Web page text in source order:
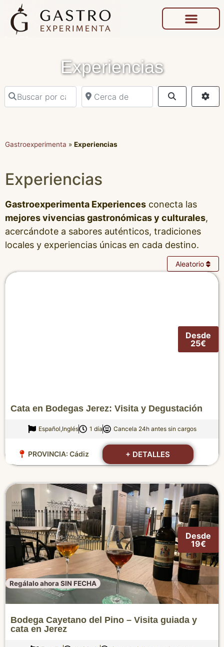
Experiencias
Buscar por categoría o actividad
Cerca de
Gastroexperimenta » Experiencias
Experiencias
Gastroexperimenta Experiences conecta las
mejores vivencias gastronómicas y culturales,
acercándote a sabores auténticos, tradiciones
locales y experiencias únicas en cada destino.
Aleatorio
Desde
25€
Cata en Bodegas Jerez: Visita y Degustación
Español,Inglés 1 día Cancela 24h antes sin cargos
PROVINCIA: Cádiz + DETALLES
Desde
19€
Regálalo ahora SIN FECHA
Bodega Cayetano del Pino – Visita guiada y
cata en Jerez